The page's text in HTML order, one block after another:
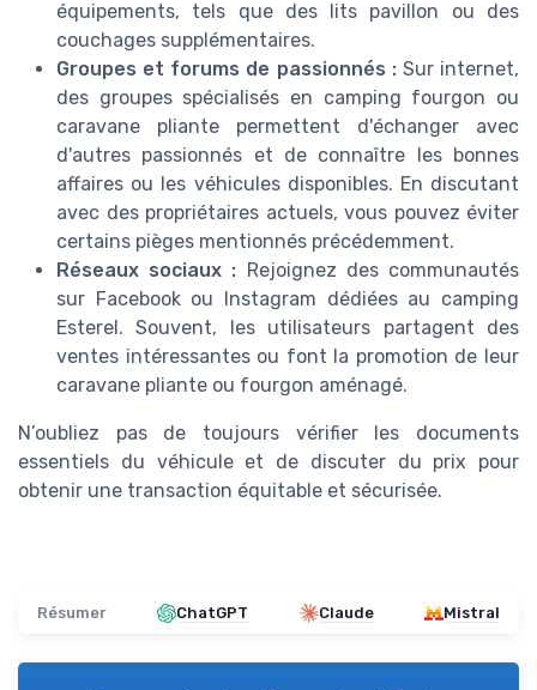
équipements, tels que des lits pavillon ou des
couchages supplémentaires.
Groupes et forums de passionnés :Sur internet,
des groupes spécialisés en camping fourgon ou
caravane pliante permettent d'échanger avec
d'autres passionnés et de connaître les bonnes
affaires ou les véhicules disponibles. En discutant
avec des propriétaires actuels, vous pouvez éviter
certains pièges mentionnés précédemment.
Réseaux sociaux : Rejoignez des communautés
sur Facebook ou Instagram dédiées au camping
Esterel. Souvent, les utilisateurs partagent des
ventes intéressantes ou font la promotion de leur
caravane pliante ou fourgon aménagé.
N’oubliez pas de toujours vérifier les documents
essentiels du véhicule et de discuter du prix pour
obtenir une transaction équitable et sécurisée.
Résumer ChatGPT Claude Mistral